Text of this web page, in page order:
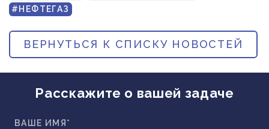
ПРИБОРОСТРОЕНИЕ
ТРАНСПОРТ
ТУРБОМАШИНЫ
ВЕНТИЛЯЦИЯ И КЛИМАТ
МАТЕРИАЛЫ И ТЕХНОЛОГИИ
ПУБЛИКАЦИИ
#НЕФТЕГАЗ
ВЕРНУТЬСЯ К СПИСКУ НОВОСТЕЙ
Расскажите о вашей задаче
ВАШЕ ИМЯ*